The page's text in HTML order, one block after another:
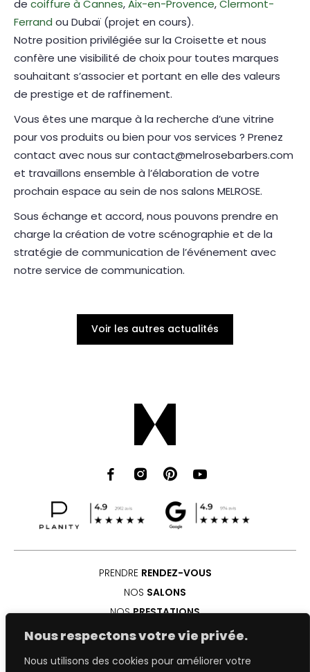
Nous respectons votre vie privée.
Nous utilisons des cookies pour améliorer votre
de coiffure à Cannes,Aix-en-Provence,Clermont-
Ferrand ou Dubaï (projet en cours).
Notre position privilégiée sur la Croisette et nous
confère une visibilité de choix pour toutes marques
souhaitant s’associer et portant en elle des valeurs
de prestige et de raffinement.
Vous êtes une marque à la recherche d’une vitrine
pour vos produits ou bien pour vos services ? Prenez
contact avec nous surcontact@melrosebarbers.com
et travaillons ensemble à l’élaboration de votre
prochain espace au sein de nos salons MELROSE.
Sous échange et accord, nous pouvons prendre en
charge la création de votre scénographie et de la
stratégie de communication de l’événement avec
notre service de communication.
Voir les autres actualités
PRENDRE RENDEZ-VOUS
NOS SALONS
NOS PRESTATIONS
CARRIÈRE